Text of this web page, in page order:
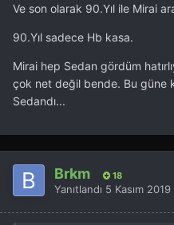
Ve son olarak 90.Yıl ile Mirai
90.Yıl sadece Hb kasa.
Mirai hep Sedan gördüm
çok net değil bende. Bu güne
Sedandı...
Brkm 18
Yanıtlandı 5 Kasım 2019